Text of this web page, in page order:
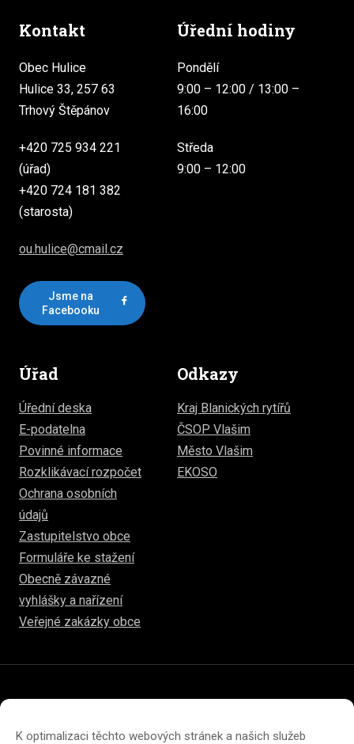
K optimalizaci těchto webových stránek a našich služeb
Kontakt
Obec Hulice
Hulice 33, 257 63
Trhový Štěpánov
+420 725 934 221
(úřad)
+420 724 181 382
(starosta)
ou.hulice@cmail.cz
Jsme na
Facebooku
Úřední hodiny
Pondělí
9:00 – 12:00 / 13:00 –
16:00
Středa
9:00 – 12:00
Úřad
Úřední deska
E-podatelna
Povinné informace
Rozklikávací rozpočet
Ochrana osobních
údajů
Zastupitelstvo obce
Formuláře ke stažení
Obecně závazné
vyhlášky a nařízení
Veřejné zakázky obce
Odkazy
Kraj Blanických rytířů
ČSOP Vlašim
Město Vlašim
EKOSO
Prohlášení o přístupnosti Prohlášení o ochraně soukromí